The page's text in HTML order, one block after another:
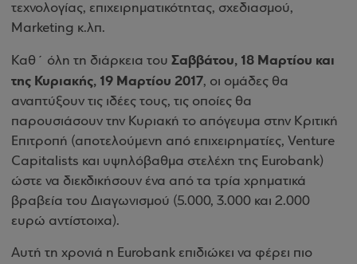
τεχνολογίας, επιχειρηματικότητας, σχεδιασμού,
Marketing κ.λπ.
Καθ΄ όλη τη διάρκεια του Σαββάτου, 18 Μαρτίου και
της Κυριακής, 19 Μαρτίου 2017, οι ομάδες θα
αναπτύξουν τις ιδέες τους, τις οποίες θα
παρουσιάσουν την Κυριακή το απόγευμα στην Κριτική
Επιτροπή (αποτελούμενη από επιχειρηματίες, Venture
Capitalists και υψηλόβαθμα στελέχη της Eurobank)
ώστε να διεκδικήσουν ένα από τα τρία χρηματικά
βραβεία του Διαγωνισμού (5.000, 3.000 και 2.000
ευρώ αντίστοιχα).
Αυτή τη χρονιά η Eurobank επιδιώκει να φέρει πιο